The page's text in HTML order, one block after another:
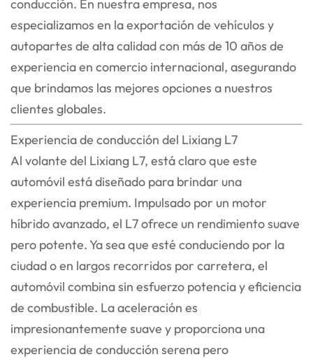
conducción. En nuestra empresa, nos
especializamos en la exportación de vehículos y
autopartes de alta calidad con más de 10 años de
experiencia en comercio internacional, asegurando
que brindamos las mejores opciones a nuestros
clientes globales.
Experiencia de conducción del Lixiang L7
Al volante del Lixiang L7, está claro que este
automóvil está diseñado para brindar una
experiencia premium. Impulsado por un motor
híbrido avanzado, el L7 ofrece un rendimiento suave
pero potente. Ya sea que esté conduciendo por la
ciudad o en largos recorridos por carretera, el
automóvil combina sin esfuerzo potencia y eficiencia
de combustible. La aceleración es
impresionantemente suave y proporciona una
experiencia de conducción serena pero